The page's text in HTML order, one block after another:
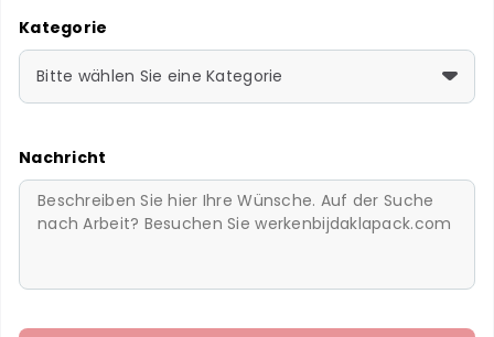
Kategorie
Bitte wählen Sie eine Kategorie
Nachricht